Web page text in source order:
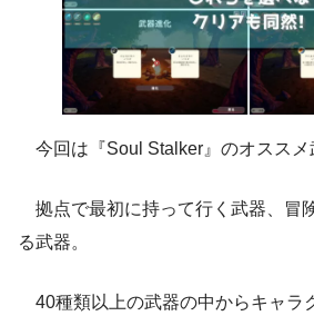
今回は『Soul Stalker』のオススメ
拠点で最初に持って行く武器、冒
る武器。
40種類以上の武器の中からキャラ